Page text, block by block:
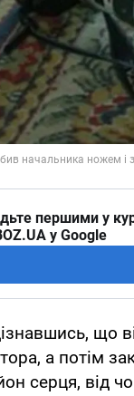
першими у
у Google
що
а потім
серця, від